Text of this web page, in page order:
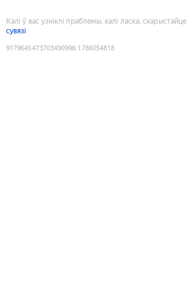
Калі ў вас узніклі праблемы, калі ласка, скарыстайце
сувязі
9179645473703490996:1786054818